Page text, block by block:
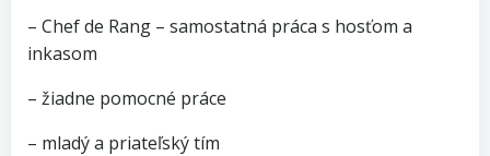
– Chef de Rang – samostatná práca s hosťom a
inkasom
– žiadne pomocné práce
– mladý a priateľský tím